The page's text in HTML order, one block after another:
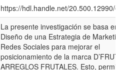
https://hdl.handle.net/20.500.12990/
La presente investigación se basa en
Diseño de una Estrategia de
Redes Sociales para mejorar el
posicionamiento de la marca
ARREGLOS FRUTALES. Esto,